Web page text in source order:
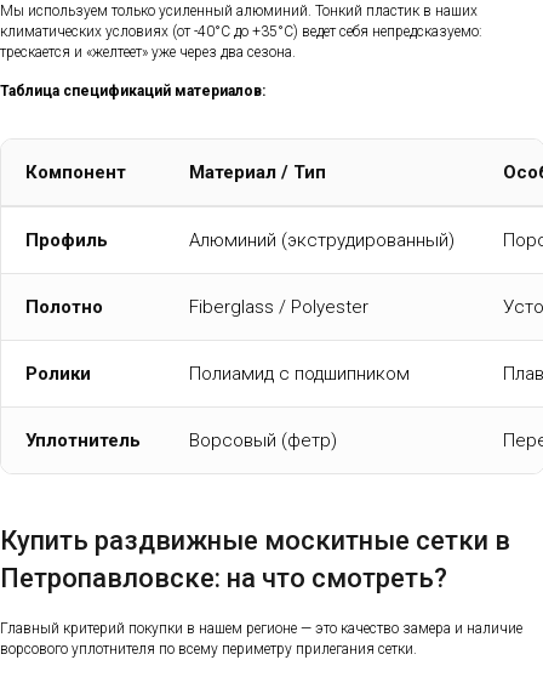
Мы используем только усиленный алюминий. Тонкий пластик в наших
климатических условиях (от -40°C до +35°C) ведет себя непредсказуемо:
трескается и «желтеет» уже через два сезона.
Таблица спецификаций материалов:
Компонент Материал / Тип
Профиль Алюминий (экструдированный)
Полотно Fiberglass / Polyester
Ролики Полиамид с подшипником
Уплотнитель Ворсовый (фетр)
Купить раздвижные москитные сетки в
Петропавловске: на что смотреть?
Главный критерий покупки в нашем регионе — это качество замера и наличие
ворсового уплотнителя по всему периметру прилегания сетки.